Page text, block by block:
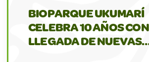
BIOPARQUE UKUMARÍ
CELEBRA 10 AÑOS
LLEGADA DE